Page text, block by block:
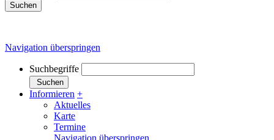
Suchen
Navigation überspringen
Suchbegriffe
Suchen
Informieren +
Aktuelles
Karte
Termine
Navigation überspringen